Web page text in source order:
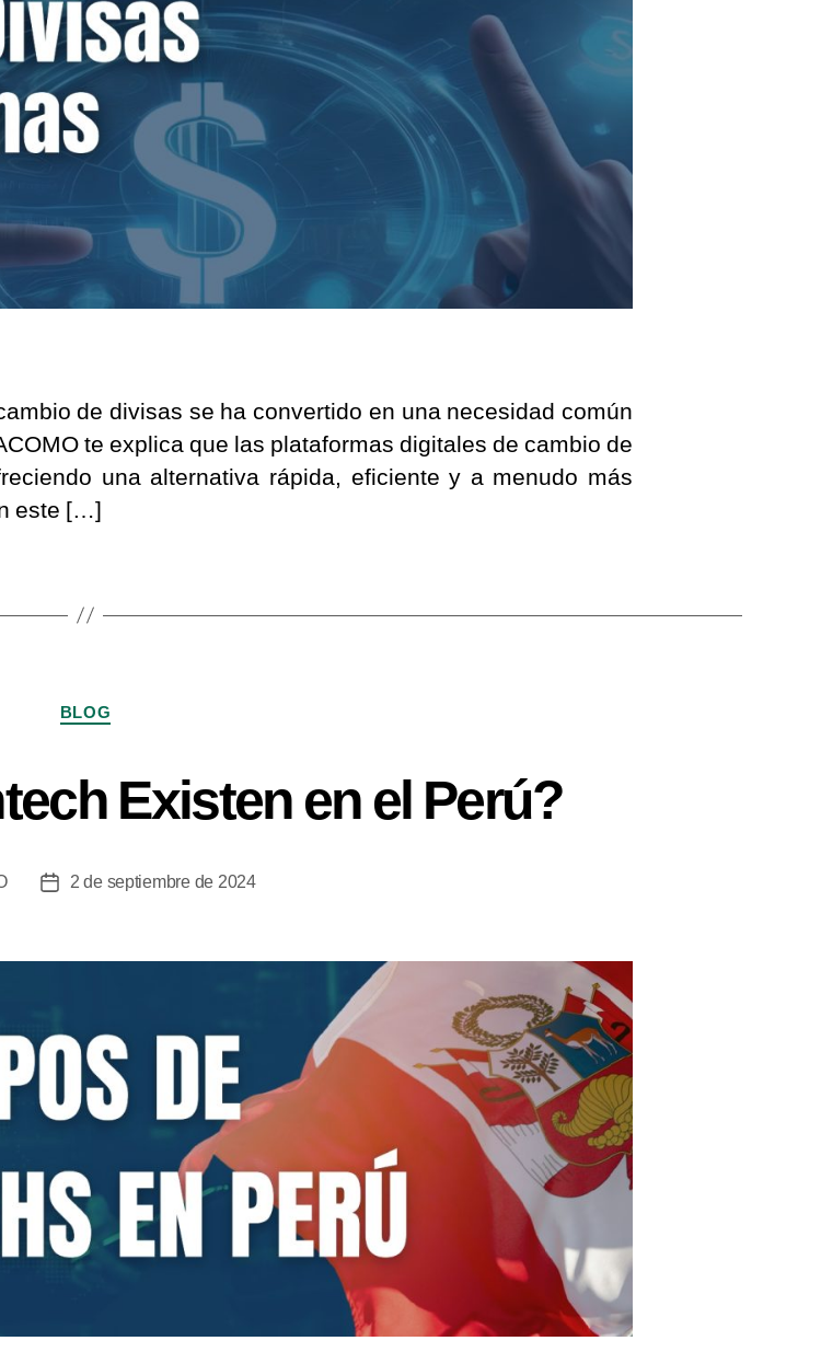
de divisas se ha convertido en una necesidad común
te explica que las plataformas digitales de cambio de
una alternativa rápida, eficiente y a menudo más
este […]
BLOG
Existen en el Perú?
2 de septiembre de 2024